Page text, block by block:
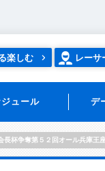
楽しむ レーサ
ュール デ
長杯争奪第５２回オール兵庫王